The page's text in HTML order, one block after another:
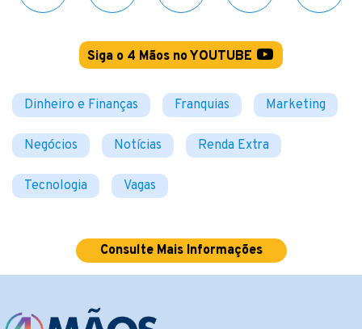
Siga o 4 Mãos no YOUTUBE
Dinheiro e Finanças Franquias Marketing
Negócios Notícias Renda Extra
Tecnologia Vagas
Consulte Mais Informações